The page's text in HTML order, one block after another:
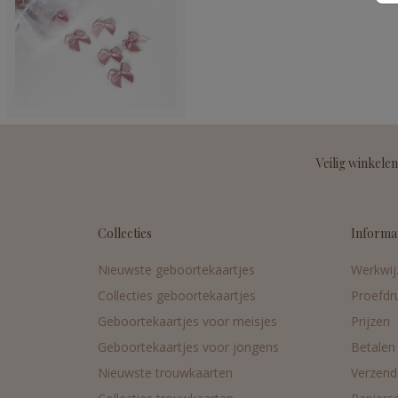
Veilig
Collecties
Nieuwste geboortekaartjes
Collecties geboortekaartjes
Geboortekaartjes voor meisjes
Geboortekaartjes voor jongens
Nieuwste trouwkaarten
Prijzen
Betalen